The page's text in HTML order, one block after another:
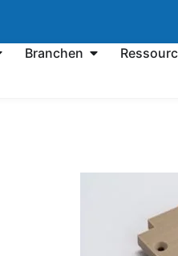
Branchen